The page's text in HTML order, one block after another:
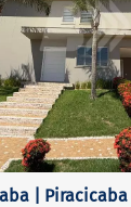
| Piracicaba